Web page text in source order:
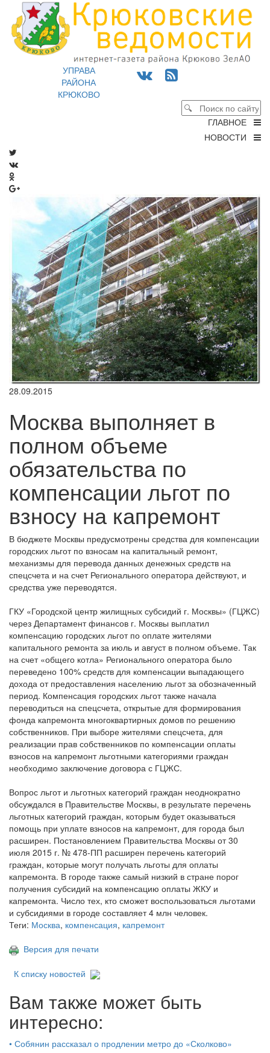
УПРАВА
РАЙОНА
КРЮКОВО
ГЛАВНОЕ
НОВОСТИ
28.09.2015
Москва выполняет в
полном объеме
обязательства по
компенсации льгот по
взносу на капремонт
В бюджете Москвы предусмотрены средства для компенсации
городских льгот по взносам на капитальный ремонт,
механизмы для перевода данных денежных средств на
спецсчета и на счет Регионального оператора действуют, и
средства уже переводятся.
ГКУ «Городской центр жилищных субсидий г. Москвы» (ГЦЖС)
через Департамент финансов г. Москвы выплатил
компенсацию городских льгот по оплате жителями
капитального ремонта за июль и август в полном объеме. Так
на счет «общего котла» Регионального оператора было
переведено 100% средств для компенсации выпадающего
дохода от предоставления населению льгот за обозначенный
период. Компенсация городских льгот также начала
переводиться на спецсчета, открытые для формирования
фонда капремонта многоквартирных домов по решению
собственников. При выборе жителями спецсчета, для
реализации прав собственников по компенсации оплаты
взносов на капремонт льготными категориями граждан
необходимо заключение договора с ГЦЖС.
Вопрос льгот и льготных категорий граждан неоднократно
обсуждался в Правительстве Москвы, в результате перечень
льготных категорий граждан, которым будет оказываться
помощь при уплате взносов на капремонт, для города был
расширен. Постановлением Правительства Москвы от 30
июля 2015 г. № 478-ПП расширен перечень категорий
граждан, которые могут получать льготы для оплаты
капремонта. В городе также самый низкий в стране порог
получения субсидий на компенсацию оплаты ЖКУ и
капремонта. Число тех, кто сможет воспользоваться льготами
и субсидиями в городе составляет 4 млн человек.
Теги: Москва, компенсация, капремонт
Версия для печати
К списку новостей
Вам также может быть
интересно:
• Собянин рассказал о продлении метро до «Сколково»